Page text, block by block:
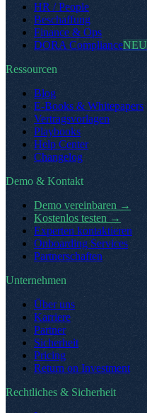
HR / People
Beschaffung
Finance & Ops
DORA ComplianceNEU
Ressourcen
Blog
E-Books & Whitepapers
Vertragsvorlagen
Playbooks
Help Center
Changelog
Demo & Kontakt
Demo vereinbaren →
Kostenlos testen →
Experten kontaktieren
Onboarding Services
Partnerschaften
Unternehmen
Über uns
Karriere
Partner
Sicherheit
Pricing
Return on Investment
Rechtliches & Sicherheit